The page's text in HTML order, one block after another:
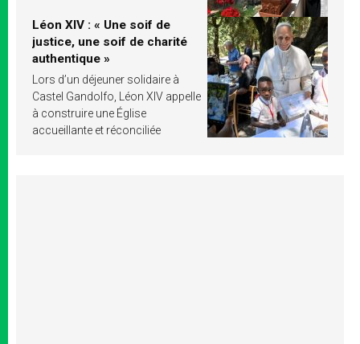
Léon XIV : « Une soif de
justice, une soif de charité
authentique »
Lors d’un déjeuner solidaire à
Castel Gandolfo, Léon XIV appelle
à construire une Église
accueillante et réconciliée